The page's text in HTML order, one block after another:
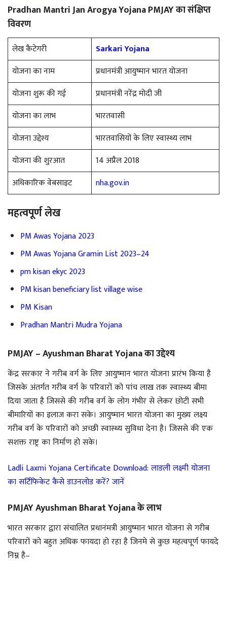
Pradhan Mantri Jan Arogya Yojana PMJAY का संक्षिप्त
विवरण
लेख कैटेगरी
Sarkari Yojana
योजना का नाम
प्रधानमंत्री आयुष्मान भारत योजना
योजना शुरू की गई
प्रधानमंत्री नरेंद्र मोदी जी
योजना का लाभ
भारतवासी
योजना उद्देश्य
भारतवासियों के लिए स्वास्थ्य लाभ
योजना की शुरआत
14 अप्रैल 2018
अधिकारिक वेबसाइट
nha.gov.in
महत्वपूर्ण लेख
PM Awas Yojana 2023
PM Awas Yojana Gramin List 2023–24
pm kisan ekyc 2023
PM kisan beneficiary list village wise
PM Kisan
Pradhan Mantri Mudra Yojana
PMJAY – Ayushman Bharat Yojana का उद्देश्य
केंद्र सरकार ने गरीब वर्ग के लिए आयुष्मान भारत योजना प्रारंभ किया है
जिसके अंतर्गत गरीब वर्ग के परिवारों को पांच लाख तक स्वास्थ्य बीमा
दिया जाता है जिससे की गरीब वर्ग के लोग गंभीर से लेकर छोटी सभी
बीमारियों का इलाज करा सके। आयुष्मान भारत योजना का मुख्य लक्ष्य
गरीब वर्ग के परिवारों को अच्छी स्वास्थ्य सुविधा देना है। जिससे की एक
सशक्त राष्ट्र का निर्माण हो सके।
Ladli Laxmi Yojana Certificate Download: लाडली लक्ष्मी योजना
का सर्टिफिकेट कैसे डाउनलोड करें? जानें
PMJAY Ayushman Bharat Yojana के लाभ
भारत सरकार द्वारा संचालित प्रधानंमत्री आयुष्मान भारत योजना से गरीब
परिवारों को बहुत अधिक फायदा हो रहा है जिनमे से कुछ महत्वपूर्ण फायदे
निम्न है–